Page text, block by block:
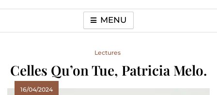
MENU
Lectures
Celles Qu’on Tue, Patricia Melo.
16/04/2024